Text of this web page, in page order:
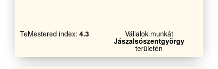
TeMestered index: 4.3 Vállalok munkát
Jászalsószentgyörgy
területén